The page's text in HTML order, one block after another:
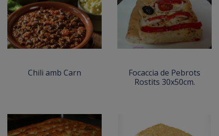
Chili amb Carn
Focaccia de Pebrots
Rostits 30x50cm.